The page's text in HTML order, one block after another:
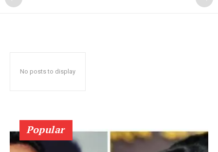
No posts to display
Popular